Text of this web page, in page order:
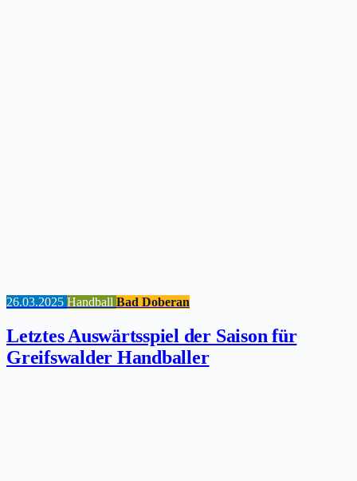
26.03.2025 Handball Bad Doberan
Letztes Auswärtsspiel der Saison für
Greifswalder Handballer